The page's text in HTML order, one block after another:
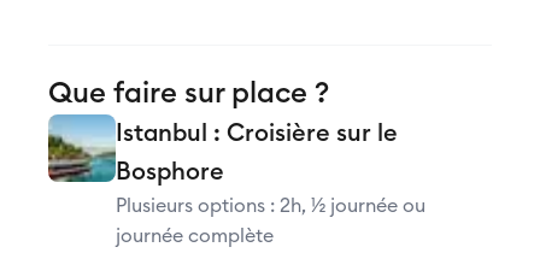
Que faire sur place ?
Istanbul : Croisière sur le
Bosphore
Plusieurs options : 2h, ½ journée ou
journée complète